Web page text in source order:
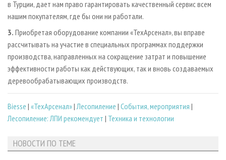
в Турции, дает нам право гарантировать качественный сервис всем
нашим покупателям, где бы они ни работали.
3. Приобретая оборудование компании «ТехАрсенал», вы вправе
рассчитывать на участие в специальных программах поддержки
производства, направленных на сокращение затрат и повышение
эффективности работы как действующих, так и вновь создаваемых
деревообрабатывающих производств.
Biesse | «ТехАрсенал»| Лесопиление | События, мероприятия |
Лесопиление: ЛПИ рекомендует | Техника и технологии
НОВОСТИ ПО ТЕМЕ